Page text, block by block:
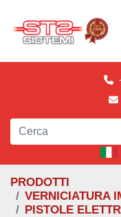
PRODOTTI
VERNICIATURA
PISTOLE